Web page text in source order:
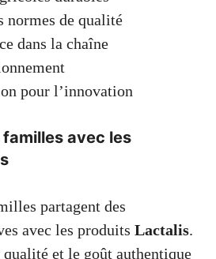
normes de qualité
dans la chaîne
pour l’innovation
avec les
partagent des
avec les produits Lactalis.
et le goût authentique